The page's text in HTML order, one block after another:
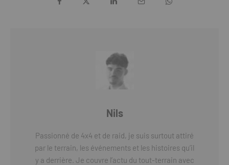
Nils
Passionné de 4x4 et de raid, je suis surtout attiré
par le terrain, les événements et les histoires qu’il
y a derrière. Je couvre l’actu du tout-terrain avec